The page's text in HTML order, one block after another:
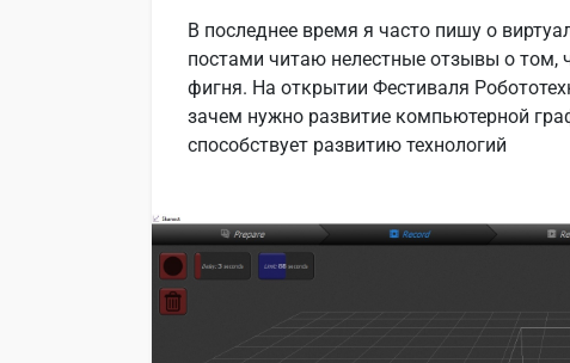
В последнее время я часто пишу о
постами читаю нелестные отзывы о том,
фигня. На открытии Фестиваля
зачем нужно развитие компьютерной
способствует развитию технологий